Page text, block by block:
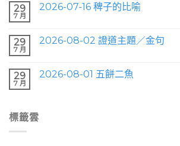
29
7 月
2026-07-16 稗子的比喻
29
7 月
2026-08-02 證道主題／金句
29
7 月
2026-08-01 五餅二魚
標籤雲